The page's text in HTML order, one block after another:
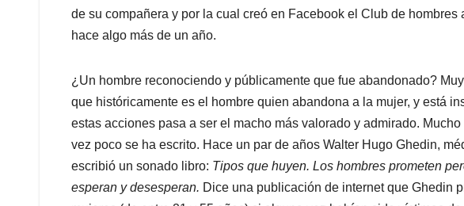
de su compañera y por la cual creó en Facebook el Club de hombres
hace algo más de un año.
¿Un hombre reconociendo y públicamente que fue abandonado?
que históricamente es el hombre quien abandona a la mujer, y está
estas acciones pasa a ser el macho más valorado y admirado.
vez poco se ha escrito. Hace un par de años Walter Hugo Ghedin,
escribió un sonado libro: Tipos que huyen. Los hombres prometen
esperan y desesperan. Dice una publicación de internet que Ghedin